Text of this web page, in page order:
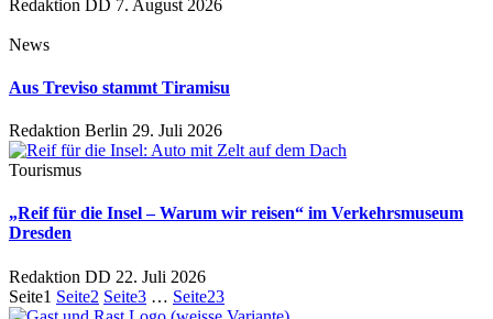
Redaktion DD 7. August 2026
News
Aus Treviso stammt Tiramisu
Redaktion Berlin 29. Juli 2026
Tourismus
„Reif für die Insel – Warum wir reisen“ im Verkehrsmuseum
Dresden
Redaktion DD 22. Juli 2026
Seite1 Seite2 Seite3 … Seite23